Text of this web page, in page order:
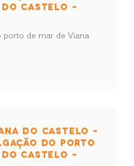
CASTELO –
porto de mar de Viana
DO CASTELO –
DO PORTO
CASTELO –